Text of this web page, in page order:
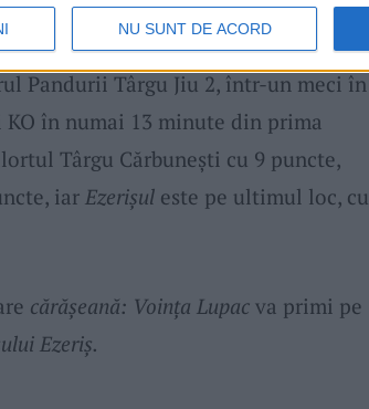
NU SUNT DE ACORD
a pierdut la scor de neprezentare,
Pandurii Târgu Jiu 2, într-un meci în
în numai 13 minute din prima
Târgu Cărbunești cu 9 puncte,
iar Ezerișuleste pe ultimul loc, cu
cărășeană: Voința Lupacva primi pe
Ezeriș.